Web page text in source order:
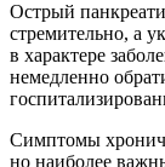
Острый
стремительно, а
в характере
немедленно
Симптомы
но наиболее